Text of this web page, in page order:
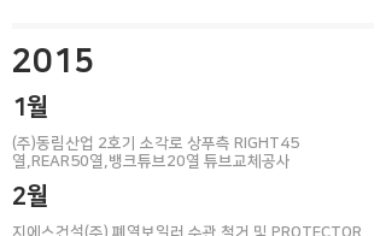
2015
1월
(주)동림산업 2호기 소각로 상푸측 RIGHT45
열,REAR50열,뱅크튜브20열 튜브교체공사
2월
지에스건설(주) 폐열보일러 수관 철거 및 PROTECTOR